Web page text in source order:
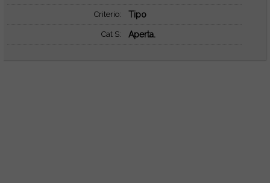
Criterio: Tipo
Cat S: Aperta.